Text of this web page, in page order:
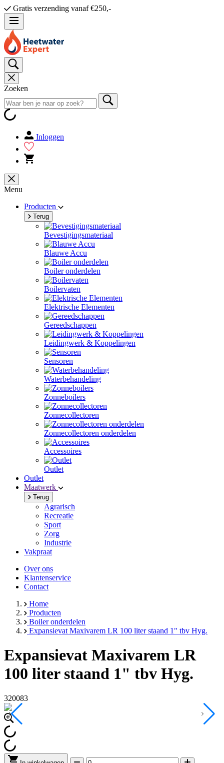
Gratis verzending vanaf €250,-
Zoeken
Inloggen
Menu
Producten
Terug
Bevestigingsmateriaal
Blauwe Accu
Boiler onderdelen
Boilervaten
Elektrische Elementen
Gereedschappen
Leidingwerk & Koppelingen
Sensoren
Waterbehandeling
Zonneboilers
Zonnecollectoren
Zonnecollectoren onderdelen
Accessoires
Outlet
Outlet
Maatwerk
Terug
Agrarisch
Recreatie
Sport
Zorg
Industrie
Vakpraat
Over ons
Klantenservice
Contact
Home
Producten
Boiler onderdelen
Expansievat Maxivarem LR 100 liter staand 1" tbv Hyg.
Expansievat Maxivarem LR
100 liter staand 1" tbv Hyg.
320083